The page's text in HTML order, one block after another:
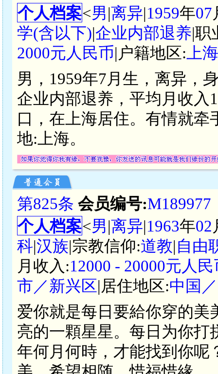
个人档案<男|离异|1959年07
学(含以下)|企业内部退养|职
2000元人民币|户籍地区: 上
男，1959年7月生，离异，
企业内部退养，平均月收入
口，在上海居住。有情就
地:上海。
第825条 会员编号:M189977
个人档案<男|离异|1963年02
科|汉族|宗教信仰:道教|自由
月收入:12000 - 20000元人民
市／新兴区|居住地区:中国
爱你就是每日要給你穿的美
亮的一顆星星。每日为你打
年何月何時，才能找到你呢